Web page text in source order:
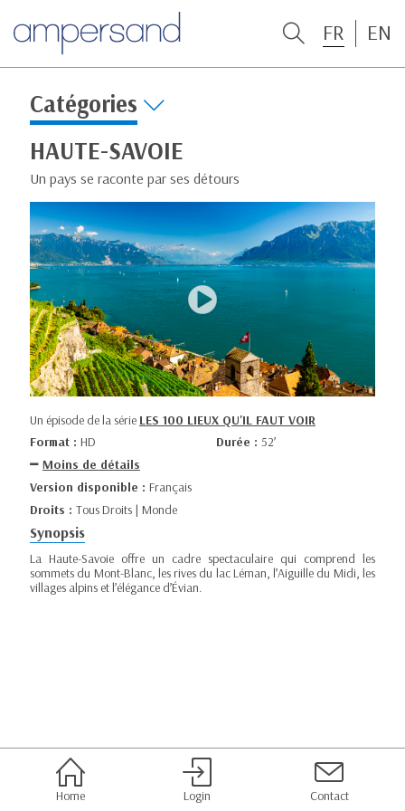
FR EN
Catégories
HAUTE-SAVOIE
Un pays se raconte par ses détours
Un épisode de la série LES 100 LIEUX QU'IL FAUT VOIR
Format : HD Durée : 52’
Moins de détails
Version disponible : Français
Droits : Tous Droits | Monde
Synopsis
La Haute-Savoie offre un cadre spectaculaire qui comprend les
sommets du Mont-Blanc, les rives du lac Léman, l’Aiguille du Midi, les
villages alpins et l’élégance d’Évian.
Home Login Contact